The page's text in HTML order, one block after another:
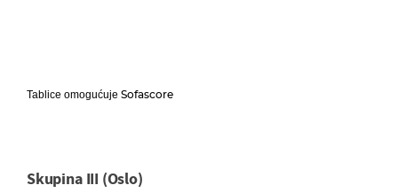
Tablice omogućuje Sofascore
Skupina III (Oslo)